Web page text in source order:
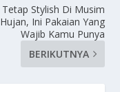
Tetap Stylish Di Musim
Hujan, Ini Pakaian Yang
Wajib Kamu Punya
BERIKUTNYA